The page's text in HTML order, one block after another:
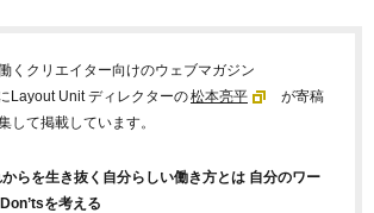
くクリエイター向けのウェブマガジン
Layout Unit ディレクターの松本亮平
が寄稿
して掲載しています。
らを生き抜く自分らしい働き方とは 自分のワー
を考える